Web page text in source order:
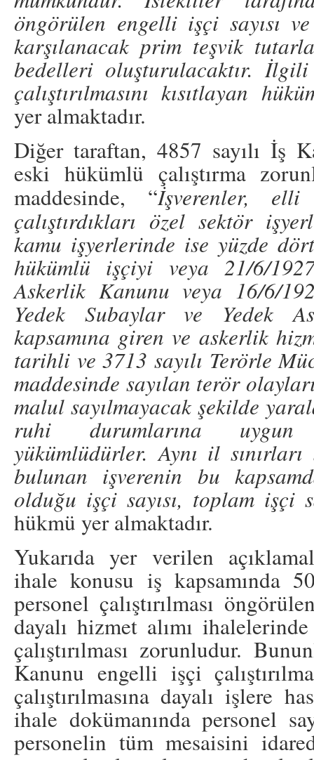
öngörülen engelli işçi sayısı
karşılanacak prim teşvik
bedelleri oluşturulacaktır.
çalıştırılmasını kısıtlayan
yer almaktadır.
Diğer taraftan, 4857 sayılı İş
eski hükümlü çalıştırma
maddesinde, “İşverenler,
çalıştırdıkları özel sektör
kamu işyerlerinde ise yüzde
hükümlü işçiyi veya 21/6/
Askerlik Kanunu veya 16/6/
Yedek Subaylar ve Yedek
kapsamına giren ve askerlik
tarihli ve 3713 sayılı Terörle
maddesinde sayılan terör
malul sayılmayacak şekilde
ruhi durumlarına uygun
yükümlüdürler. Aynı il
bulunan işverenin bu
olduğu işçi sayısı, toplam işçi
hükmü yer almaktadır.
Yukarıda yer verilen
ihale konusu iş kapsamında
personel çalıştırılması
dayalı hizmet alımı
çalıştırılması zorunludur.
Kanunu engelli işçi
çalıştırılmasına dayalı işlere
ihale dokümanında personel
personelin tüm mesaisini